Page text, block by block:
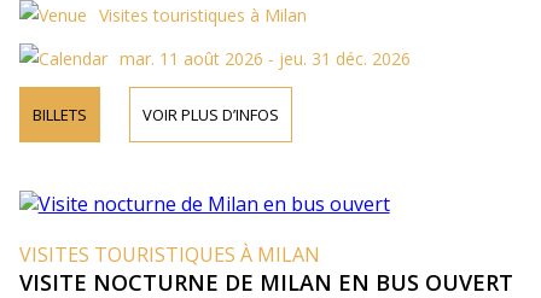
Visites touristiques à Milan
mar. 11 août 2026 - jeu. 31 déc. 2026
BILLETS VOIR PLUS D’INFOS
VISITES TOURISTIQUES À MILAN
VISITE NOCTURNE DE MILAN EN BUS OUVERT